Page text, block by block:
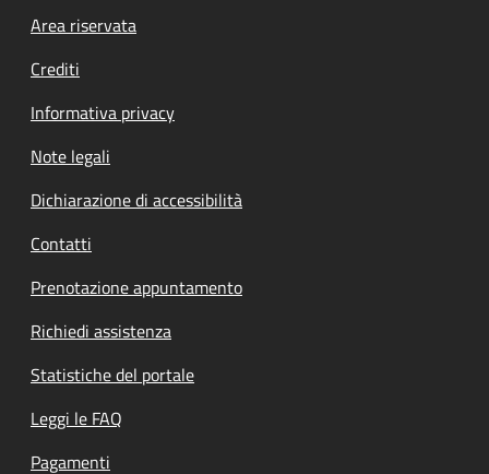
Footer menu
Area riservata
Crediti
Informativa privacy
Note legali
Dichiarazione di accessibilità
Contatti
Prenotazione appuntamento
Richiedi assistenza
Statistiche del portale
Leggi le FAQ
Pagamenti